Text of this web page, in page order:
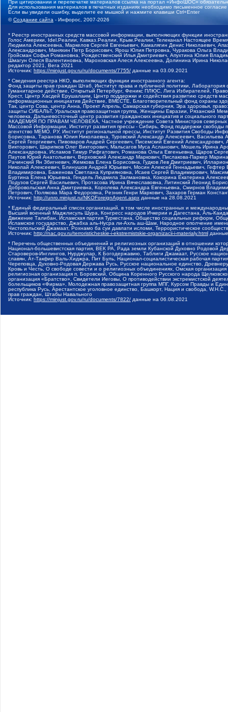
При цитировании и перепечатке материалов ссылка на портал «ИнфоШОС»
Для использования материалов в печатных изданиях необходимо письменное
Если вы увидели ошибку, выделите ее мышкой и нажмите клавиши Ctrl+Enter
©Создание сайта - Инфорос, 2007-2026
* Реестр иностранных средств массовой информации, выполняющих функции
Голос Америки, Idel.Реалии, Кавказ.Реалии, Крым.Реалии, Телеканал Настоящее
Людмила Алексеевна, Маркелов Сергей Евгеньевич, Камалягин Денис Николаевич,
Александрович, Маняхин Петр Борисович, Ярош Юлия Петровна, Чуракова Ольга
Гройсман Софья Романовна, Рождественский Илья Дмитриевич, Апухтина Юлия
Шмагун Олеся Валентиновна, Мароховская Алеся Алексеевна, Долинина Ирина
редактор 2021, Вега 2021
Источник: https://minjust.gov.ru/ru/documents/7755/ данные на 03.09.2021
* Сведения реестра НКО, выполняющих функции иностранного агента:
Фонд защиты прав граждан Штаб, Институт права и публичной политики,
Гуманитарное действие, Открытый Петербург, Феникс ПЛЮС, Лига Избирателей,
Крест, Центр Хасдей Ерушалаим, Центр поддержки и содействия развитию средств
информационных инициатив Действие, ВМЕСТЕ, Благотворительный фонд охраны
Так, центр Сова, центр Анна, Проект Апрель, Самарская губерния, Эра здоровья,
защиты СИБАЛЬТ, Уральская правозащитная группа, Женщины Евразии, Рязанский
человека, Дальневосточный центр развития гражданских инициатив и социального
АКАДЕМИЯ ПО ПРАВАМ ЧЕЛОВЕКА, Частное учреждение Совета Министров северных
Массовой Информации, Институт развития прессы - Сибирь, Фонд поддержки
агентство МЕМО. РУ, Институт региональной прессы, Институт Развития Свободы
Борисовна, Таранова Юлия Николаевна, Туровский Александр Алексеевич,
Сергей Георгиевич, Пивоваров Андрей Сергеевич, Писемский Евгений
Викторович, Шарипков Олег Викторович, Мальсагов Муса Асланович, Мошель Ирина
Александровна, Исламов Тимур Рифгатович, Романова Ольга Евгеньевна, Щаров
Паутов Юрий Анатольевич, Верховский Александр Маркович, Пислакова-Паркер
Рачинский Ян Збигневич, Жемкова Елена Борисовна, Гудков Лев Дмитриевич,
Николай Алексеевич, Блинушов Андрей Юрьевич, Мосин Алексей Геннадьевич,
Владимировна, Баженова Светлана Куприяновна, Исаев Сергей Владимирович,
Буртина Елена Юрьевна, Гендель Людмила Залмановна, Кокорина Екатерина
Подузов Сергей Васильевич, Протасова Ирина Вячеславовна, Литинский Леонид
Добровольская Анна Дмитриевна, Королева Александра Евгеньевна, Смирнов
Петрович, Полякова Мара Федоровна, Резник Генри Маркович, Захаров Герман
Источник: http://unro.minjust.ru/NKOForeignAgent.aspx данные на 28.08.2021
* Единый федеральный список организаций, в том числе иностранных и
Высший военный Маджлисуль Шура, Конгресс народов Ичкерии и Дагестана, Аль-
Движение Талибан, Исламская партия Туркестана, Общество социальных реформ,
Исламское государство, Джабха аль-Нусра ли-Ахль аш-Шам, Народное ополчение
Чистопольский Джамаат, Рохнамо ба суи давлати исломи, Террористическое
Источник: http://nac.gov.ru/terroristicheskie-i-ekstremistskie-organizacii-i-materialy.html
* Перечень общественных объединений и религиозных организаций в отношении
Национал-большевистская партия, ВЕК РА, Рада земли Кубанской Духовно Родовой
Староверов-Инглингов, Нурджулар, К Богодержавию, Таблиги Джамаат, Русское
славян, Ат-Такфир Валь-Хиджра, Пит Буль, Национал-социалистическая рабочая
Череповца, Духовно-Родовая Держава Русь, Русское национальное единство,
Кровь и Честь, О свободе совести и о религиозных объединениях, Омская
религиозная организация п. Боровский, Община Коренного Русского народа
организация «Братство», Свидетели Иеговы, О противодействии экстремистской
болельщиков «Фирма», Молодежная правозащитная группа МПГ, Курсом Правды и
республика Русь, Арестантское уголовное единство, Башкорт, Нация и свобода,
прав граждан, Штабы Навального
Источник: https://minjust.gov.ru/ru/documents/7822/ данные на 06.08.2021